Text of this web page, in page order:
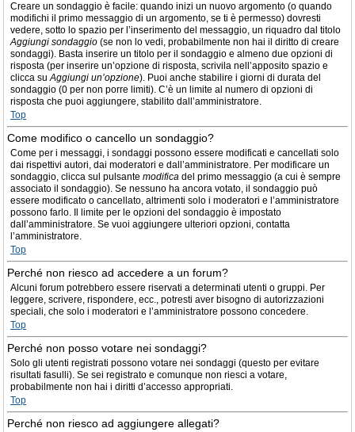
Creare un sondaggio è facile: quando inizi un nuovo argomento (o quando
modifichi il primo messaggio di un argomento, se ti è permesso) dovresti
vedere, sotto lo spazio per l’inserimento del messaggio, un riquadro dal titolo
Aggiungi sondaggio (se non lo vedi, probabilmente non hai il diritto di creare
sondaggi). Basta inserire un titolo per il sondaggio e almeno due opzioni di
risposta (per inserire un’opzione di risposta, scrivila nell’apposito spazio e
clicca suAggiungi un’opzione). Puoi anche stabilire i giorni di durata del
sondaggio (0 per non porre limiti). C’è un limite al numero di opzioni di
risposta che puoi aggiungere, stabilito dall’amministratore.
Top
Come modifico o cancello un sondaggio?
Come per i messaggi, i sondaggi possono essere modificati e cancellati solo
dai rispettivi autori, dai moderatori e dall’amministratore. Per modificare un
sondaggio, clicca sul pulsante modifica del primo messaggio (a cui è sempre
associato il sondaggio). Se nessuno ha ancora votato, il sondaggio può
essere modificato o cancellato, altrimenti solo i moderatori e l’amministratore
possono farlo. Il limite per le opzioni del sondaggio è impostato
dall’amministratore. Se vuoi aggiungere ulteriori opzioni, contatta
l’amministratore.
Top
Perché non riesco ad accedere a un forum?
Alcuni forum potrebbero essere riservati a determinati utenti o gruppi. Per
leggere, scrivere, rispondere, ecc., potresti aver bisogno di autorizzazioni
speciali, che solo i moderatori e l’amministratore possono concedere.
Top
Perché non posso votare nei sondaggi?
Solo gli utenti registrati possono votare nei sondaggi (questo per evitare
risultati fasulli). Se sei registrato e comunque non riesci a votare,
probabilmente non hai i diritti d’accesso appropriati.
Top
Perché non riesco ad aggiungere allegati?